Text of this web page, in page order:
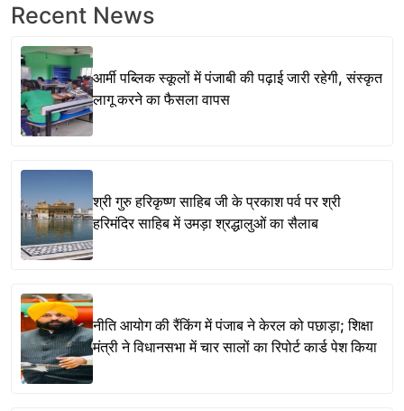
Recent News
आर्मी पब्लिक स्कूलों में पंजाबी की पढ़ाई जारी रहेगी, संस्कृत
लागू करने का फैसला वापस
श्री गुरु हरिकृष्ण साहिब जी के प्रकाश पर्व पर श्री
हरिमंदिर साहिब में उमड़ा श्रद्धालुओं का सैलाब
नीति आयोग की रैंकिंग में पंजाब ने केरल को पछाड़ा; शिक्षा
मंत्री ने विधानसभा में चार सालों का रिपोर्ट कार्ड पेश किया